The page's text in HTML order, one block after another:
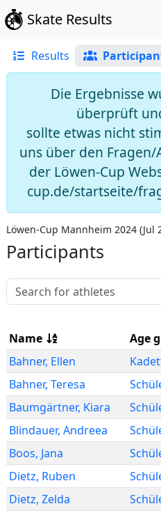
Skate Results
Results
Die Ergebnisse
überprüft
sollte etwas nicht
uns über den
der Löwen-Cup
cup.de/startseite/
Löwen-Cup Mannheim 2024 (Jul
Participants
Name Age
Bahner, Ellen
Bahner, Teresa
Baumgärtner, Kiara
Blindauer, Andreea
Boos, Jana
Dietz, Ruben
Dietz, Zelda